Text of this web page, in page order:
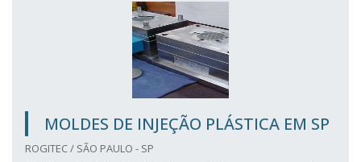
MOLDES DE INJEÇÃO PLÁSTICA EM SP
ROGITEC / SÃO PAULO - SP